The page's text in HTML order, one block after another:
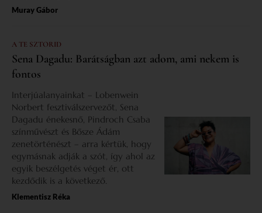
Muray Gábor
A TE SZTORID
Sena Dagadu: Barátságban azt adom, ami nekem is
fontos
Interjúalanyainkat – Lobenwein
Norbert fesztiválszervezőt, Sena
Dagadu énekesnő, Pindroch Csaba
színművészt és Bősze Ádám
zenetörténészt – arra kértük, hogy
egymásnak adják a szót, így ahol az
egyik beszélgetés véget ér, ott
kezdődik is a következő.
Klementisz Réka